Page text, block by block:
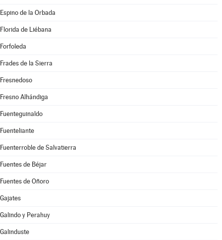
Espino de la Orbada
Florida de Liébana
Forfoleda
Frades de la Sierra
Fresnedoso
Fresno Alhándiga
Fuenteguinaldo
Fuenteliante
Fuenterroble de Salvatierra
Fuentes de Béjar
Fuentes de Oñoro
Gajates
Galindo y Perahuy
Galinduste